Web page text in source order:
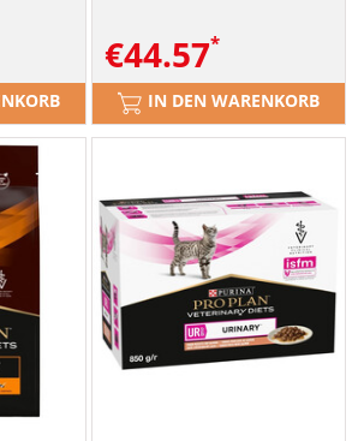
niewydolnością nerek
€44.57
IN DEN WARENKORB